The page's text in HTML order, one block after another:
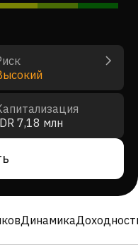
7,18 млн
Динамика